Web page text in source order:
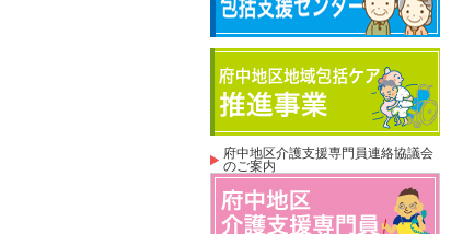
府中地区介護支援専門員連絡協議会
のご案内